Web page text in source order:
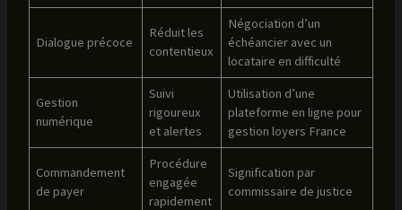
Dialogue précoce
Réduit les
contentieux
Négociation d’un
échéancier avec un
locataire en difficulté
Gestion
numérique
Suivi
rigoureux
et alertes
Utilisation d’une
plateforme en ligne pour
gestion loyers France
Commandement
de payer
Procédure
engagée
rapidement
Signification par
commissaire de justice